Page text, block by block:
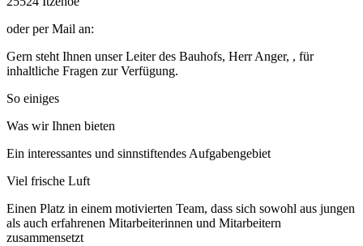
oder per Mail an:
Gern steht Ihnen unser Leiter des Bauhofs, Herr Anger, , für
inhaltliche Fragen zur Verfügung.
So einiges
Was wir Ihnen bieten
Ein interessantes und sinnstiftendes Aufgabengebiet
Viel frische Luft
Einen Platz in einem motivierten Team, dass sich sowohl aus jungen
als auch erfahrenen Mitarbeiterinnen und Mitarbeitern
zusammensetzt